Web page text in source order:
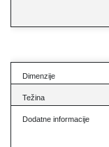
Dimenzije
Težina
Dodatne informacije